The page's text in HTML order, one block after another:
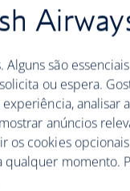
são
ou espera.
analisar
anúncios
os cookies
momento.